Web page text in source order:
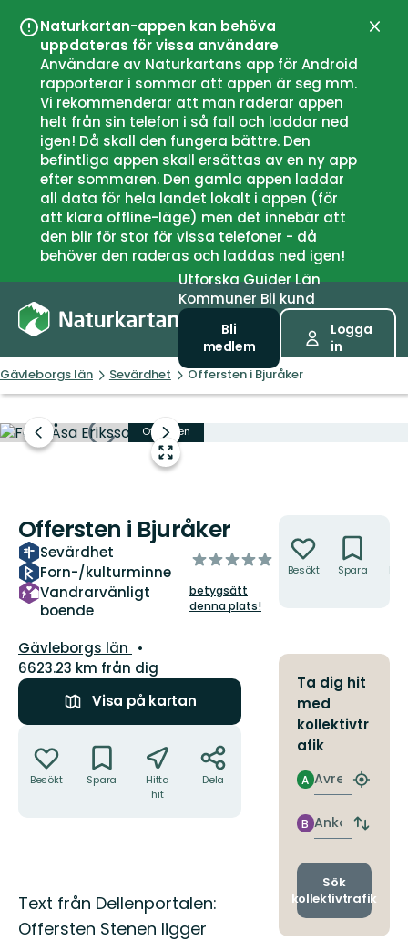
Naturkartan-appen kan behöva
uppdateras för vissa användare
Användare av Naturkartans app för Android
rapporterar i sommar att appen är seg mm.
Vi rekommenderar att man raderar appen
helt från sin telefon i så fall och laddar ned
igen! Då skall den fungera bättre. Den
befintliga appen skall ersättas av en ny app
efter sommaren. Den gamla appen laddar
all data för hela landet lokalt i appen (för
att klara offline-läge) men det innebär att
den blir för stor för vissa telefoner - då
behöver den raderas och laddas ned igen!
UtforskaGuiderLän
Kommuner Bli kund
Bli
medlem
Logga
in
Gävleborgs län Sevärdhet Offersten i Bjuråker
Gå
till
Föregående
bild
Nästa
bildspel
Offersten
Offersten i Bjuråker
Sevärdhet
Forn-/kulturminne
Vandrarvänligt
boende
av
stjärnor
betygsätt
denna plats!
Län:
Gävleborgs län
6623.23 km från dig
Visa på kartan
Besökt Spara
Hitta
hit
Dela
Beskrivning
Text från Dellenportalen:
Offersten Stenen ligger
Besökt Spara
Ta dig hit
med
kollektivtr
afik
Avresa
A
Hitta
Ankomst
B
Byt
och
Sök
kollektivtrafik